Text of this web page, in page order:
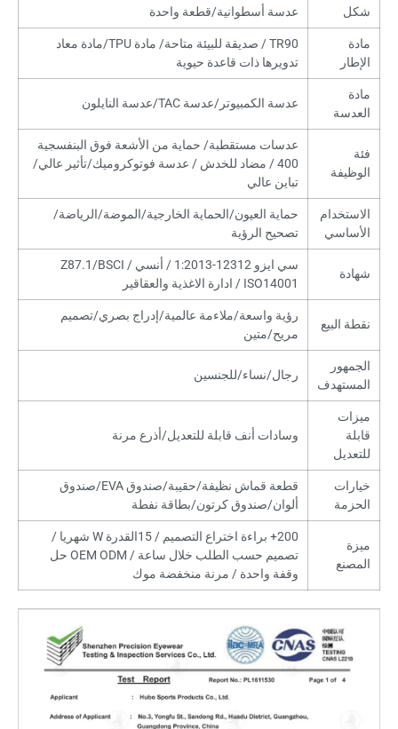
شكل عدسة أسطوانية/قطعة واحدة
مادة
الإطار
TR90 / صديقة للبيئة متاحة/ مادة TPU/مادة معاد
تدويرها ذات قاعدة حيوية
مادة
العدسة
عدسة الكمبيوتر/عدسة TAC/عدسة النايلون
فئة
الوظيفة
عدسات مستقطبة/ حماية من الأشعة فوق البنفسجية
400 / مضاد للخدش / عدسة فوتوكروميك/تأثير عالي/
تباين عالي
الاستخدام
الأساسي
حماية العيون/الحماية الخارجية/الموضة/الرياضة/
تصحيح الرؤية
شهادة
سي ايزو 12312-1:2013 / أنسي Z87.1/BSCI /
ISO14001 / ادارة الاغذية والعقاقير
نقطة البيع
رؤية واسعة/ملاءمة عالمية/إدراج بصري/تصميم
مريح/متين
الجمهور
المستهدف
رجال/نساء/للجنسين
ميزات
قابلة
للتعديل
وسادات أنف قابلة للتعديل/أذرع مرنة
خيارات
الحزمة
قطعة قماش نظيفة/حقيبة/صندوق EVA/صندوق
ألوان/صندوق كرتون/بطاقة نفطة
ميزة
المصنع
200+ براءة اختراع التصميم / 15القدرة W شهريا /
تصميم حسب الطلب خلال ساعة / OEM ODM حل
وقفة واحدة / مرنة منخفضة موك